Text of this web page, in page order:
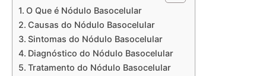
O Que é Nódulo Basocelular
Causas do Nódulo Basocelular
Sintomas do Nódulo Basocelular
Diagnóstico do Nódulo Basocelular
Tratamento do Nódulo Basocelular